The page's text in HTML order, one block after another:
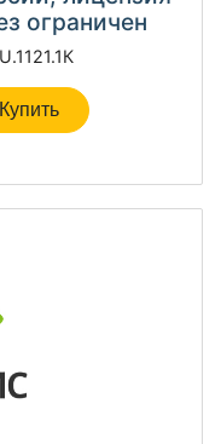
ограничен
Купить